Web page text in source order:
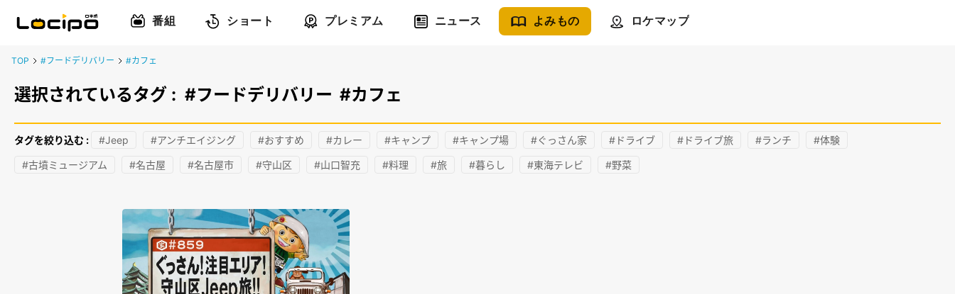
番組 ショート プレミアム ニュース よみもの ロケマップ
TOP #フードデリバリー #カフェ
選択されているタグ : #フードデリバリー #カフェ
タグを絞り込む : #Jeep #アンチエイジング #おすすめ #カレー #キャンプ #キャンプ場 #ぐっさん家 #ドライブ #ドライブ旅 #ランチ #体験
#古墳ミュージアム #名古屋 #名古屋市 #守山区 #山口智充 #料理 #旅 #暮らし #東海テレビ #野菜